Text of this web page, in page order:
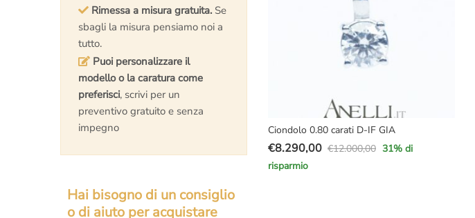
Ciondolo 0.80 carati D-IF GIA
€12.000,00
Il
prezzo
€8.290,00
Il
prezzo
31% di
risparmio
Rimessa a misura gratuita. Se
sbagli la misura pensiamo noi a
tutto.
Puoi personalizzare il
modello o la caratura come
preferisci, scrivi per un
preventivo gratuito e senza
impegno
Hai bisogno di un consiglio
o di aiuto per acquistare